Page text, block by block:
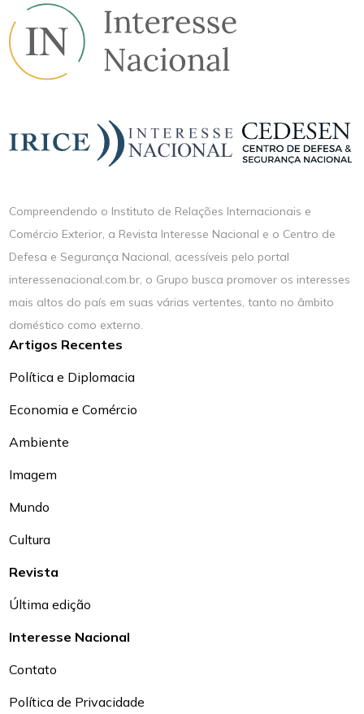
Compreendendo o Instituto de Relações Internacionais e
Comércio Exterior, a Revista Interesse Nacional e o Centro de
Defesa e Segurança Nacional, acessíveis pelo portal
interessenacional.com.br, o Grupo busca promover os interesses
mais altos do país em suas várias vertentes, tanto no âmbito
doméstico como externo.
Artigos Recentes
Política e Diplomacia
Economia e Comércio
Ambiente
Imagem
Mundo
Cultura
Revista
Última edição
Interesse Nacional
Contato
Política de Privacidade